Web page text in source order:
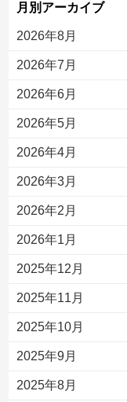
月別アーカイブ
2026年8月
2026年7月
2026年6月
2026年5月
2026年4月
2026年3月
2026年2月
2026年1月
2025年12月
2025年11月
2025年10月
2025年9月
2025年8月